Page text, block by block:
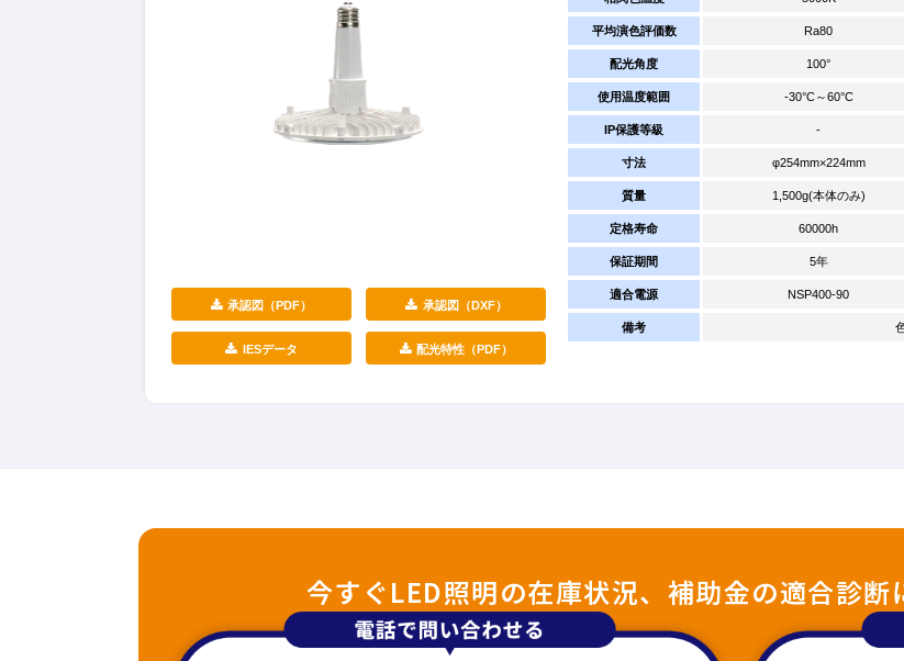
承認図（PDF） 承認図（DXF）
IESデータ 配光特性（PDF）
平均演色評価数 Ra80
配光角度 100°
使用温度範囲 -30°C～60°C
IP保護等級 -
寸法 φ254mm×224mm
質量 1,500g(本体のみ)
定格寿命 60000h
保証期間 5年
適合電源 NSP400-90
備考
今すぐLED照明の在庫状況、補助金の適合診断